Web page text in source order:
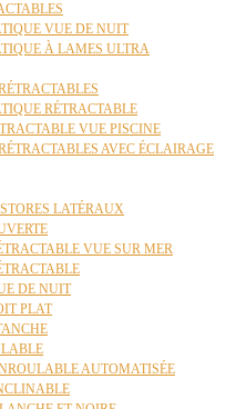
VUE DE NUIT
À LAMES ULTRA
RÉTRACTABLE
VUE PISCINE
AVEC ÉCLAIRAGE
LATÉRAUX
VUE SUR MER
DE NUIT
PLAT
AUTOMATISÉE